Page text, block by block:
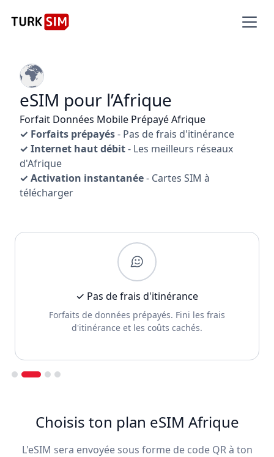
eSIM pour l’Afrique
Forfait Données Mobile Prépayé Afrique
✓ Forfaits prépayés- Pas de frais d'itinérance
✓ Internet haut débit- Les meilleurs réseaux
d'Afrique
✓ Activation instantanée- Cartes SIM à
télécharger
✓ Pas de frais d'itinérance
Forfaits de données prépayés. Fini les frais
d'itinérance et les coûts cachés.
Choisis ton plan eSIM Afrique
L'eSIM sera envoyée sous forme de code QR à ton